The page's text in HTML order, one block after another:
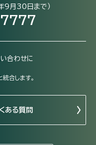
9月30日まで）
合わせに
合します。
ある質問